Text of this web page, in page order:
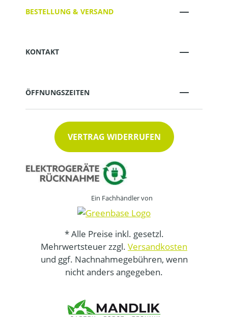
BESTELLUNG & VERSAND
KONTAKT
ÖFFNUNGSZEITEN
VERTRAG WIDERRUFEN
Ein Fachhändler von
* Alle Preise inkl. gesetzl.
Mehrwertsteuer zzgl. Versandkosten
und ggf. Nachnahmegebühren, wenn
nicht anders angegeben.